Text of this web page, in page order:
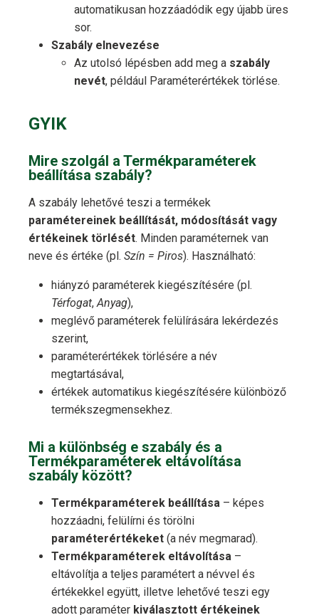
automatikusan hozzáadódik egy újabb üres
sor.
Szabály elnevezése
Az utolsó lépésben add meg a szabály
nevét, például Paraméterértékek törlése.
GYIK
Mire szolgál a Termékparaméterek
beállítása szabály?
A szabály lehetővé teszi a termékek
paramétereinek beállítását, módosítását vagy
értékeinek törlését. Minden paraméternek van
neve és értéke (pl. Szín = Piros). Használható:
hiányzó paraméterek kiegészítésére (pl.
Térfogat,Anyag),
meglévő paraméterek felülírására lekérdezés
szerint,
paraméterértékek törlésére a név
megtartásával,
értékek automatikus kiegészítésére különböző
termékszegmensekhez.
Mi a különbség e szabály és a
Termékparaméterek eltávolítása
szabály között?
Termékparaméterek beállítása – képes
hozzáadni, felülírni és törölni
paraméterértékeket (a név megmarad).
Termékparaméterek eltávolítása –
eltávolítja a teljes paramétert a névvel és
értékekkel együtt, illetve lehetővé teszi egy
adott paraméter kiválasztott értékeinek